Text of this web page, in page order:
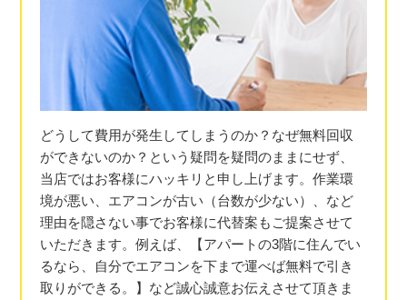
どうして費用が発生してしまうのか？なぜ無料回収
ができないのか？という疑問を疑問のままにせず、
当店ではお客様にハッキリと申し上げます。作業環
境が悪い、エアコンが古い（台数が少ない）、など
理由を隠さない事でお客様に代替案もご提案させて
いただきます。例えば、【アパートの3階に住んでい
るなら、自分でエアコンを下まで運べば無料で引き
取りができる。】など誠心誠意お伝えさせて頂きま